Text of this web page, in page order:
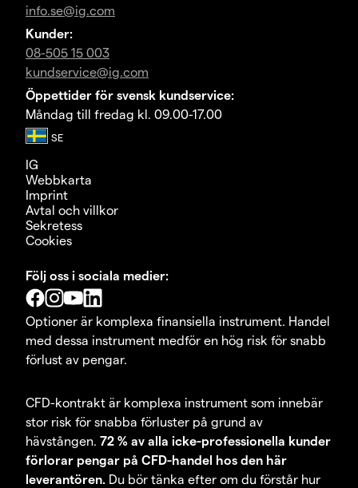
info.se@ig.com
Kunder:
08-505 15 003
kundservice@ig.com
Öppettider för svensk kundservice:
Måndag till fredag kl. 09.00-17.00
IG
Webbkarta
Imprint
Avtal och villkor
Sekretess
Cookies
Följ oss i sociala medier:
Optioner är komplexa finansiella instrument. Handel
med dessa instrument medför en hög risk för snabb
förlust av pengar.
CFD-kontrakt är komplexa instrument som innebär
stor risk för snabba förluster på grund av
hävstången. 72 % av alla icke-professionella kunder
förlorar pengar på CFD-handel hos den här
leverantören. Du bör tänka efter om du förstår hur